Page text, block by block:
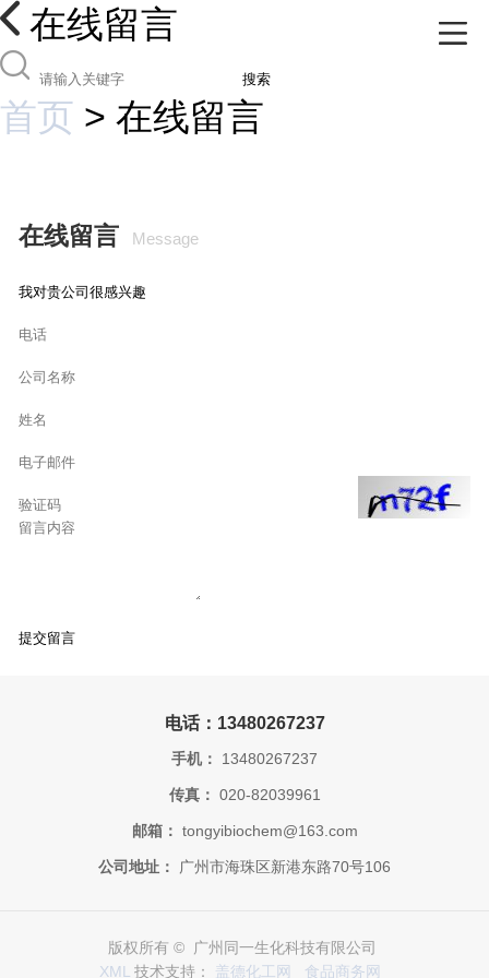
在线留言
搜索
首页 > 在线留言
在线留言 Message
电话：13480267237
手机： 13480267237
传真： 020-82039961
邮箱： tongyibiochem@163.com
公司地址： 广州市海珠区新港东路70号106
版权所有 © 广州同一生化科技有限公司
XML 技术支持： 盖德化工网 食品商务网